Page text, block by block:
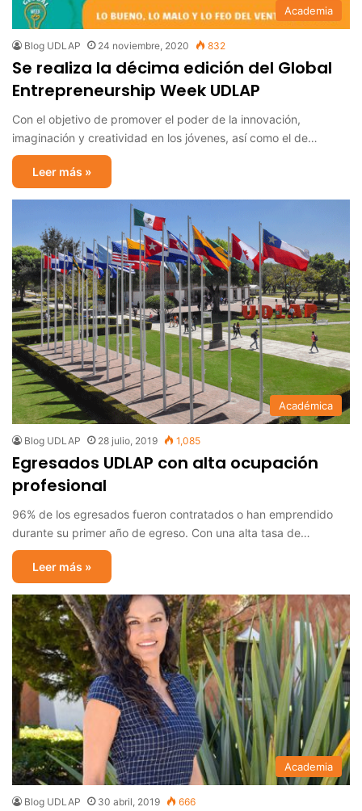
Academia
Blog UDLAP 24 noviembre, 2020 832
Se realiza la décima edición del Global
Entrepreneurship Week UDLAP
Con el objetivo de promover el poder de la innovación,
imaginación y creatividad en los jóvenes, así como el de…
Leer más »
Académica
Blog UDLAP 28 julio, 2019 1,085
Egresados UDLAP con alta ocupación
profesional
96% de los egresados fueron contratados o han emprendido
durante su primer año de egreso. Con una alta tasa de…
Leer más »
Academia
Blog UDLAP 30 abril, 2019 666